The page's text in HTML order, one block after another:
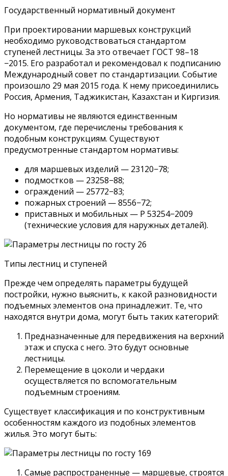
Государственный нормативный документ
При проектировании маршевых конструкций
необходимо руководствоваться стандартом
ступеней лестницы. За это отвечает ГОСТ 98–18
−2015. Его разработал и рекомендовал к подписанию
Международный совет по стандартизации. Событие
произошло 29 мая 2015 года. К нему присоединились
Россия, Армения, Таджикистан, Казахстан и Киргизия.
Но нормативы не являются единственным
документом, где перечислены требования к
подобным конструкциям. Существуют
предусмотренные стандартом нормативы:
для маршевых изделий — 23120−78;
подмостков — 23258−88;
ограждений — 25772−83;
пожарных строений — 8556−72;
приставных и мобильных — Р 53254−2009
(технические условия для наружных деталей).
Типы лестниц и ступеней
Прежде чем определять параметры будущей
постройки, нужно выяснить, к какой разновидности
подъемных элементов она принадлежит. Те, что
находятся внутри дома, могут быть таких категорий:
Предназначенные для передвижения на верхний
этаж и спуска с него. Это будут основные
лестницы.
Перемещение в цоколи и чердаки
осуществляется по вспомогательным
подъемным строениям.
Существует классификация и по конструктивным
особенностям каждого из подобных элементов
жилья. Это могут быть:
Самые распространенные — маршевые, строятся